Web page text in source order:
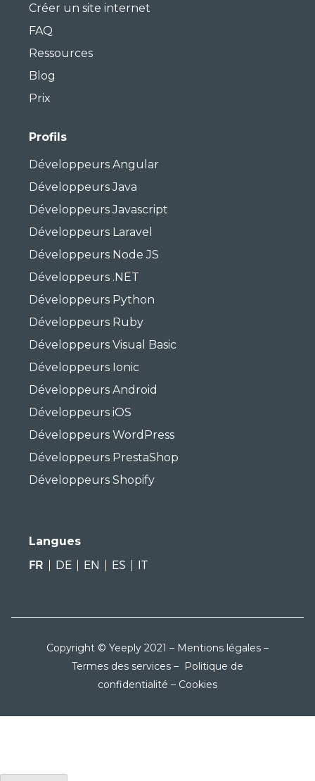
Créer un site internet
FAQ
Ressources
Blog
Prix
Profils
Développeurs Angular
Développeurs Java
Développeurs Javascript
Développeurs Laravel
Développeurs Node JS
Développeurs .NET
Développeurs Python
Développeurs Ruby
Développeurs Visual Basic
Développeurs Ionic
Développeurs Android
Développeurs iOS
Développeurs WordPress
Développeurs PrestaShop
Développeurs Shopify
Langues
FR
DE EN ES IT
Copyright © Yeeply 2021 – Mentions légales –
Termes des services – Politique de
confidentialité – Cookies